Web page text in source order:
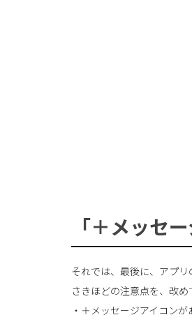
「＋メッセ
それでは、最後に、アプリ
さきほどの注意点を、改め
・＋メッセージアイコンが